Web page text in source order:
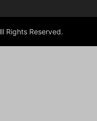
Rights Reserved.